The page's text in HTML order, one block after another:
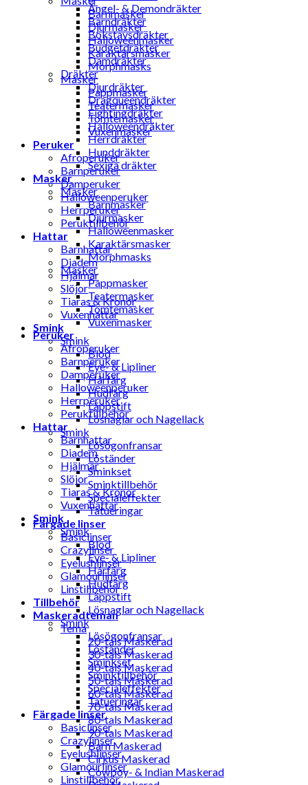
Barnmasker
Djurmasker
Halloweenmasker
Karaktärsmasker
Morphmasks
Masker
Pappmasker
Teatermasker
Tomtemasker
Vuxenmasker
Peruker
Afroperuker
Barnperuker
Damperuker
Halloweenperuker
Herrperuker
Peruktillbehör
Hattar
Barnhattar
Diadem
Hjälmar
Slöjor
Tiaras & Kronor
Vuxenhattar
Smink
Smink
Blod
Eye- & Lipliner
Hårfärg
Hudfärg
Läppstift
Lösnaglar och Nagellack
Smink
Lösögonfransar
Löständer
Sminkset
Sminktillbehör
Specialeffekter
Tatueringar
Färgade linser
Basiclinser
Crazylinser
Eyelushlinser
Glamourlinser
Linstillbehör
Tillbehör
Maskeradteman
Tema
20-tals Maskerad
30-tals Maskerad
40-tals Maskerad
50-tals Maskerad
60-tals Maskerad
70-tals Maskerad
80-tals Maskerad
90-tals Maskerad
Barn Maskerad
Cirkus Maskerad
Cowboy- & Indian Maskerad
Ängel- & Demondräkter
Barndräkter
Bokstavsdräkter
Budgetdräkter
Damdräkter
Dräkter
Djurdräkter
Dragqueendräkter
Fightingdräkter
Halloweendräkter
Herrdräkter
Hunddräkter
Sexiga dräkter
Masker
Masker
Barnmasker
Djurmasker
Halloweenmasker
Karaktärsmasker
Morphmasks
Masker
Pappmasker
Teatermasker
Tomtemasker
Vuxenmasker
Peruker
Afroperuker
Barnperuker
Damperuker
Halloweenperuker
Herrperuker
Peruktillbehör
Hattar
Barnhattar
Diadem
Hjälmar
Slöjor
Tiaras & Kronor
Vuxenhattar
Smink
Smink
Blod
Eye- & Lipliner
Hårfärg
Hudfärg
Läppstift
Lösnaglar och Nagellack
Smink
Lösögonfransar
Löständer
Sminkset
Sminktillbehör
Specialeffekter
Tatueringar
Färgade linser
Basiclinser
Crazylinser
Eyelushlinser
Glamourlinser
Linstillbehör